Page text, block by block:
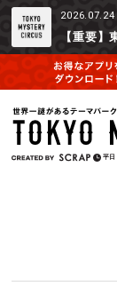
2026.07.24
平日